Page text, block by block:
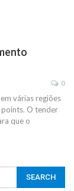
0
várias regiões
points. O tender
que o